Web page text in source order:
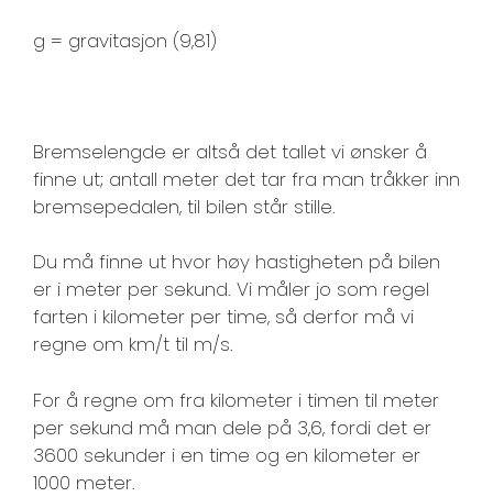
g = gravitasjon (9,81)
Bremselengde er altså det tallet vi ønsker å
finne ut; antall meter det tar fra man tråkker inn
bremsepedalen, til bilen står stille.
Du må finne ut hvor høy hastigheten på bilen
er i meter per sekund. Vi måler jo som regel
farten i kilometer per time, så derfor må vi
regne om km/t til m/s.
For å regne om fra kilometer i timen til meter
per sekund må man dele på 3,6, fordi det er
3600 sekunder i en time og en kilometer er
1000 meter.